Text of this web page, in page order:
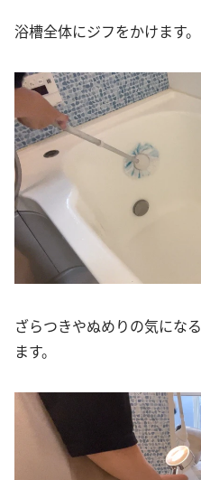
浴槽全体にジフをかけます。
ざらつきやぬめりの気になる
ます。